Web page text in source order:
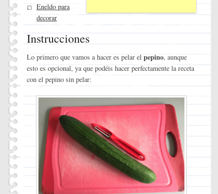
Eneldo para
decorar
Instrucciones
Lo primero que vamos a hacer es pelar elpepino, aunque
esto es opcional, ya que podéis hacer perfectamente la receta
con el pepino sin pelar: